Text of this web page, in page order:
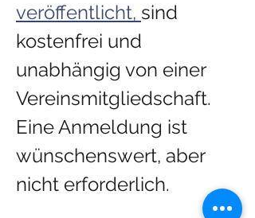
veröffentlicht, sind
kostenfrei und
unabhängig von einer
Vereinsmitgliedschaft.
Eine Anmeldung ist
wünschenswert, aber
nicht erforderlich.